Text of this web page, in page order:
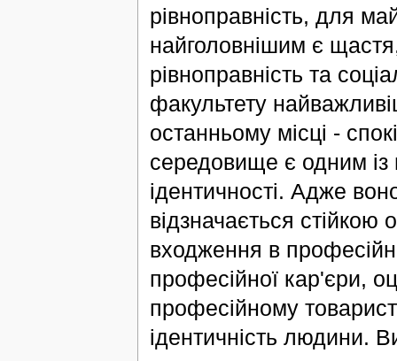
рівноправність, для
найголовнішим є
рівноправність та
факультету
останньому місці -
середовище є одним
ідентичності. Адже
відзначається
входження в
професійної кар'єри,
професійному
ідентичність людини.